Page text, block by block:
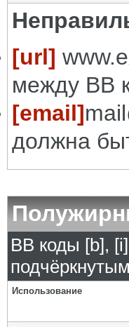
[url]
между BB
[email]
должна
BB коды [b],
Использование